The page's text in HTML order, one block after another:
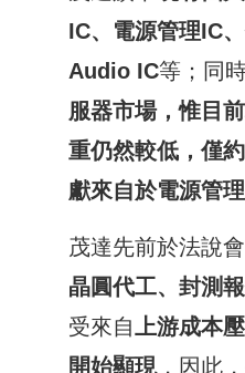
IC、電源管理IC
Audio IC等；同
服器市場，惟目
重仍然較低，僅約
獻來自於電源管
茂達先前於法說
晶圓代工、封測
受來自上游成本
開始顯現，因此